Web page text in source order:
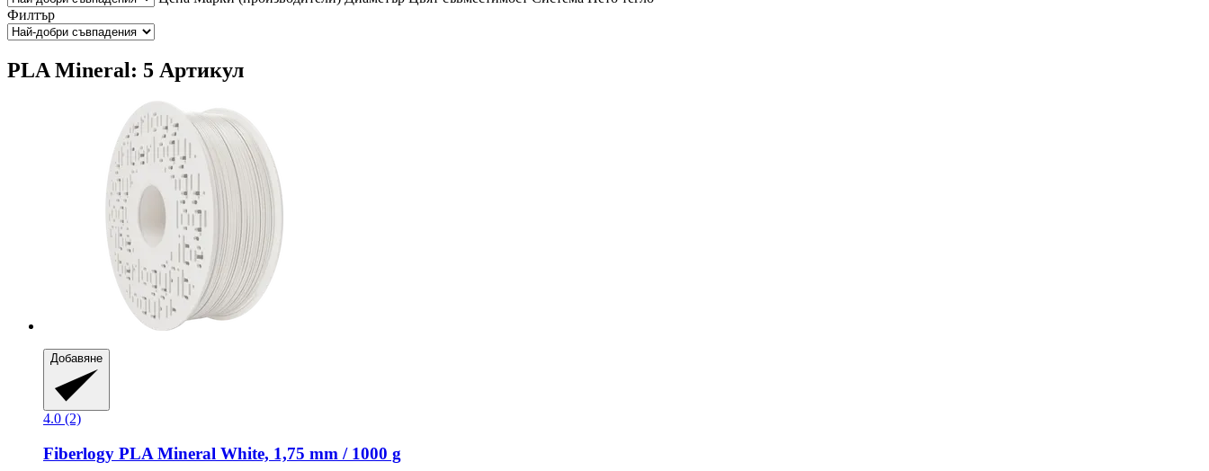
Филтър
PLA Mineral: 5 Артикул
Добавяне
4.0 (2)
Fiberlogy PLA Mineral White, 1,75 mm / 1000 g